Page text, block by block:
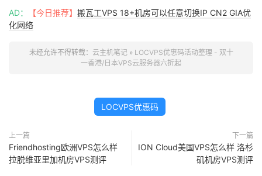
AD： 【今日推荐】 搬瓦工VPS 18+机房可以任意切换IP CN2 GIA优
化网络
未经允许不得转载： 云主机笔记» LOCVPS优惠码活动整理 - 双十
一香港/日本VPS云服务器六折起
LOCVPS优惠码
上一篇
Friendhosting欧洲VPS怎么样
拉脱维亚里加机房VPS测评
下一篇
ION Cloud美国VPS怎么样 洛杉
矶机房VPS测评